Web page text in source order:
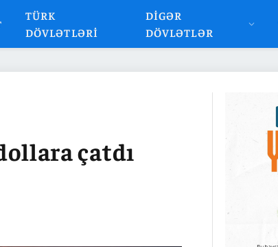
TÜRK
DÖVLƏTLƏRI
DIGƏR
DÖVLƏTLƏR
çatdı